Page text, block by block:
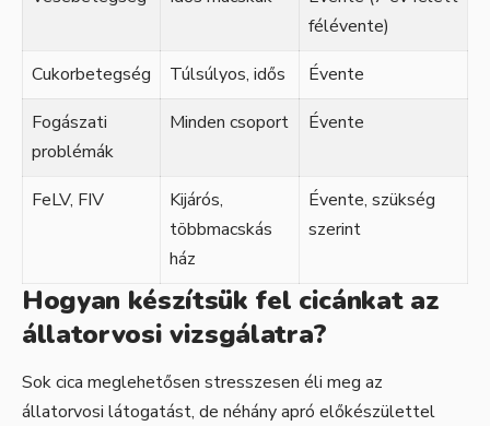
félévente)
Cukorbetegség
Túlsúlyos, idős
Évente
Fogászati
problémák
Minden csoport Évente
FeLV, FIV
Kijárós,
többmacskás
ház
Évente, szükség
szerint
Hogyan készítsük fel cicánkat az
állatorvosi vizsgálatra?
Sok cica meglehetősen stresszesen éli meg az
állatorvosi látogatást, de néhány apró előkészülettel